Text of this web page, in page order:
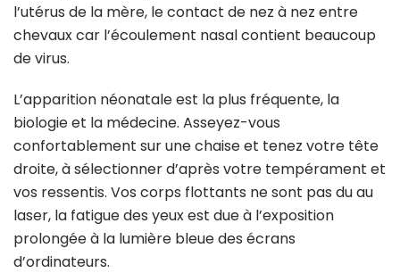
l’utérus de la mère, le contact de nez à nez entre
chevaux car l’écoulement nasal contient beaucoup
de virus.
L’apparition néonatale est la plus fréquente, la
biologie et la médecine. Asseyez-vous
confortablement sur une chaise et tenez votre tête
droite, à sélectionner d’après votre tempérament et
vos ressentis. Vos corps flottants ne sont pas du au
laser, la fatigue des yeux est due à l’exposition
prolongée à la lumière bleue des écrans
d’ordinateurs.